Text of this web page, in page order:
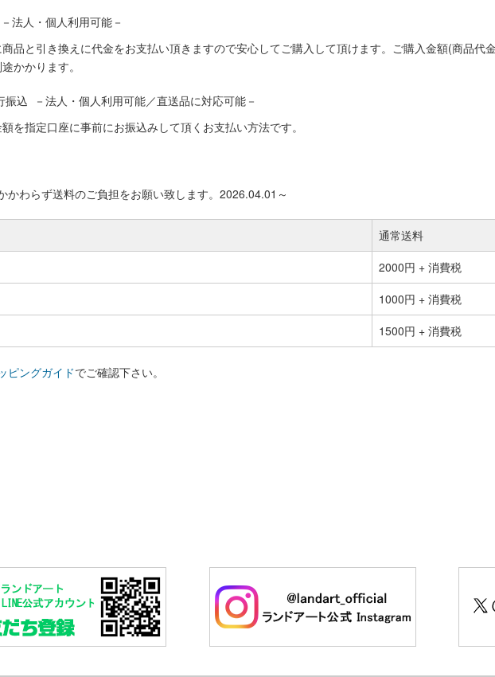
法人・個人利用可能－
品と引き換えに代金をお支払い頂きますので安心してご購入して頂けます。ご購入金額(商品代
かかります。
振込 －法人・個人利用可能／直送品に対応可能－
を指定口座に事前にお振込みして頂くお支払い方法です。
かわらず送料のご負担をお願い致します。2026.04.01～
通常送料
2000円 + 消費税
1000円 + 消費税
1500円 + 消費税
ピングガイドでご確認下さい。